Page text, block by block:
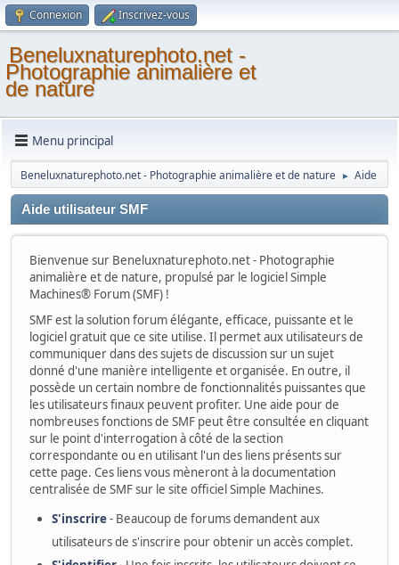
Connexion Inscrivez-vous
Beneluxnaturephoto.net -
Photographie animalière et
de nature
Menu principal
Beneluxnaturephoto.net - Photographie animalière et de nature ► Aide
Aide utilisateur SMF
Bienvenue sur Beneluxnaturephoto.net - Photographie
animalière et de nature, propulsé par le logiciel Simple
Machines® Forum (SMF) !
SMF est la solution forum élégante, efficace, puissante et le
logiciel gratuit que ce site utilise. Il permet aux utilisateurs de
communiquer dans des sujets de discussion sur un sujet
donné d'une manière intelligente et organisée. En outre, il
possède un certain nombre de fonctionnalités puissantes que
les utilisateurs finaux peuvent profiter. Une aide pour de
nombreuses fonctions de SMF peut être consultée en cliquant
sur le point d'interrogation à côté de la section
correspondante ou en utilisant l'un des liens présents sur
cette page. Ces liens vous mèneront à la documentation
centralisée de SMF sur le site officiel Simple Machines.
S'inscrire- Beaucoup de forums demandent aux
utilisateurs de s'inscrire pour obtenir un accès complet.